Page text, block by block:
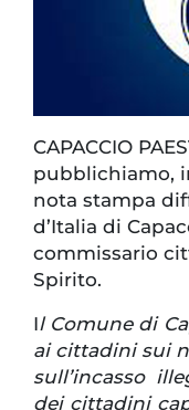
CAPACCIO
pubblichiamo,
nota stampa
d’Italia di
commissario
Spirito.
Il Comune di
ai cittadini sui
sull’incasso
dei cittadini